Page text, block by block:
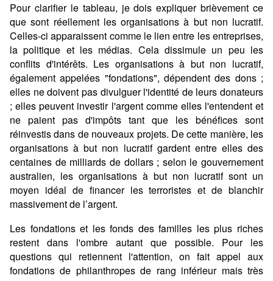
Pour clarifier le tableau, je dois expliquer brièvement ce
que sont réellement les organisations à but non lucratif.
Celles-ci apparaissent comme le lien entre les entreprises,
la politique et les médias. Cela dissimule un peu les
conflits d'intérêts. Les organisations à but non lucratif,
également appelées "fondations", dépendent des dons ;
elles ne doivent pas divulguer l'identité de leurs donateurs
; elles peuvent investir l'argent comme elles l'entendent et
ne paient pas d'impôts tant que les bénéfices sont
réinvestis dans de nouveaux projets. De cette manière, les
organisations à but non lucratif gardent entre elles des
centaines de milliards de dollars ; selon le gouvernement
australien, les organisations à but non lucratif sont un
moyen idéal de financer les terroristes et de blanchir
massivement de l’argent.
Les fondations et les fonds des familles les plus riches
restent dans l'ombre autant que possible. Pour les
questions qui retiennent l'attention, on fait appel aux
fondations de philanthropes de rang inférieur mais très